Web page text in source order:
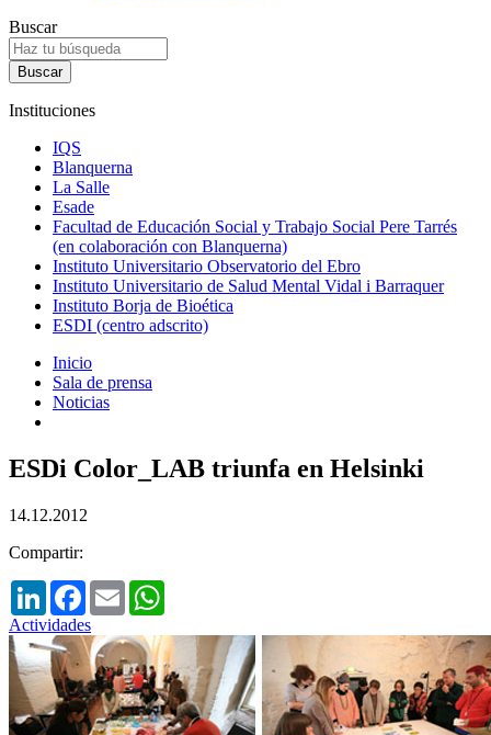
Buscar
Instituciones
IQS
Blanquerna
La Salle
Esade
Facultad de Educación Social y Trabajo Social Pere Tarrés
(en colaboración con Blanquerna)
Instituto Universitario Observatorio del Ebro
Instituto Universitario de Salud Mental Vidal i Barraquer
Instituto Borja de Bioética
ESDI (centro adscrito)
Inicio
Sala de prensa
Noticias
ESDi Color_LAB triunfa en Helsinki
14.12.2012
Compartir:
LinkedInFacebook
Email
Actividades